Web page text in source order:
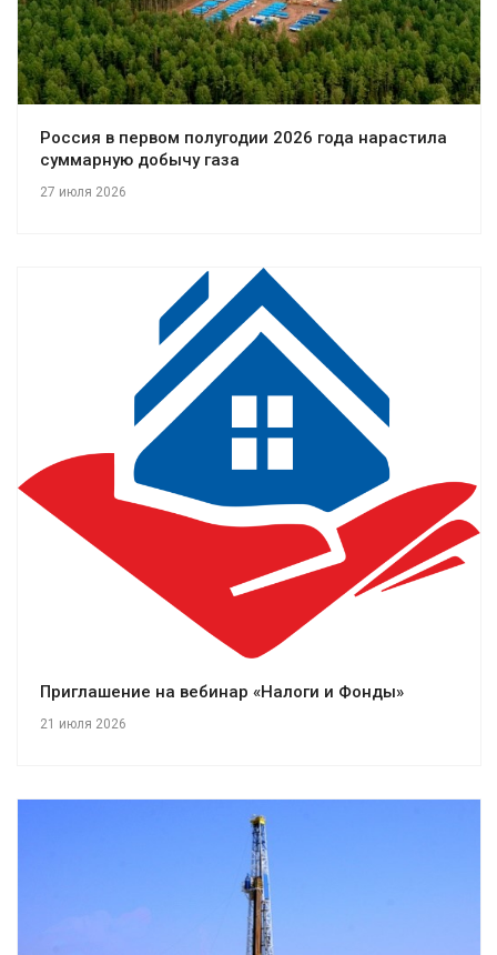
Россия в первом полугодии 2026 года нарастила
суммарную добычу газа
27 июля 2026
Приглашение на вебинар «Налоги и Фонды»
21 июля 2026